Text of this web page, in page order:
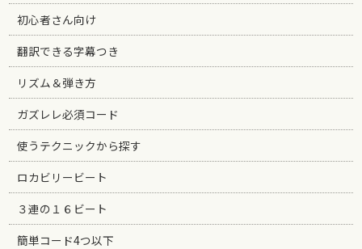
初心者さん向け
翻訳できる字幕つき
リズム＆弾き方
ガズレレ必須コード
使うテクニックから探す
ロカビリービート
３連の１６ビート
簡単コード4つ以下